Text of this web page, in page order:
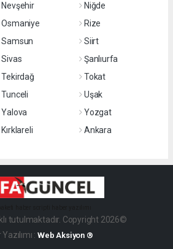
Nevşehir
Niğde
Osmaniye
Rize
Samsun
Siirt
Sivas
Şanlıurfa
Tekirdağ
Tokat
Tunceli
Uşak
Yalova
Yozgat
Kırklareli Ankara
tutulmaktadır. Copyright 2026©
:Web Aksiyon ®